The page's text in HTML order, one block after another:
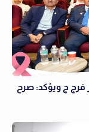
ج ويؤكد: صرح